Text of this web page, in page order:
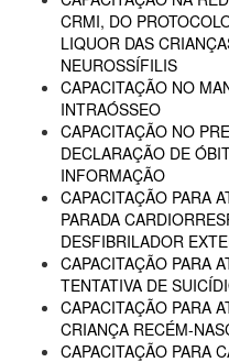
CRMI, DO
LIQUOR DAS
NEUROSSÍFILIS
CAPACITAÇÃO NO
INTRAÓSSEO
CAPACITAÇÃO NO
DECLARAÇÃO DE
INFORMAÇÃO
CAPACITAÇÃO PARA
PARADA
DESFIBRILADOR
CAPACITAÇÃO PARA
TENTATIVA DE
CAPACITAÇÃO PARA
CRIANÇA RECÉM-
CAPACITAÇÃO PARA